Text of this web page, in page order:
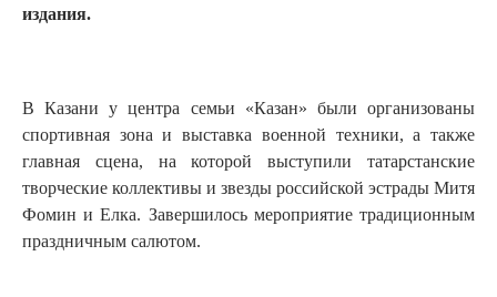
издания.
В Казани у центра семьи «Казан» были организованы
спортивная зона и выставка военной техники, а также
главная сцена, на которой выступили татарстанские
творческие коллективы и звезды российской эстрады Митя
Фомин и Елка. Завершилось мероприятие традиционным
праздничным салютом.